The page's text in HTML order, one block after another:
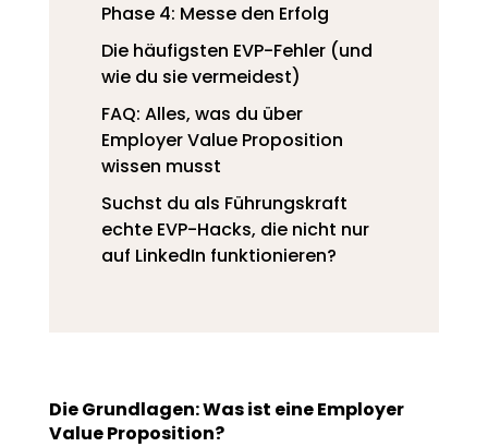
Phase 4: Messe den Erfolg
Die häufigsten EVP-Fehler (und
wie du sie vermeidest)
FAQ: Alles, was du über
Employer Value Proposition
wissen musst
Suchst du als Führungskraft
echte EVP-Hacks, die nicht nur
auf LinkedIn funktionieren?
Die Grundlagen: Was ist eine Employer
Value Proposition?